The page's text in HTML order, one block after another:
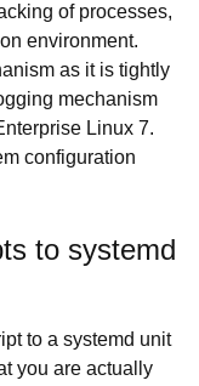
of processes,
environment.
as it is tightly
mechanism
Linux 7.
configuration
to systemd
to a systemd unit
you are actually